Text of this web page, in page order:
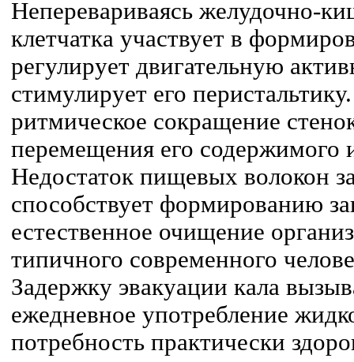
Неперевариваясь желудочно-
клетчатка участвует в
регулирует двигательную
стимулирует его
ритмическое сокращение
перемещения его содержимого
Недостаток пищевых волокон
способствует формированию
естественное очищение
типичного современного
Задержку эвакуации кала
ежедневное употребление
потребность практически